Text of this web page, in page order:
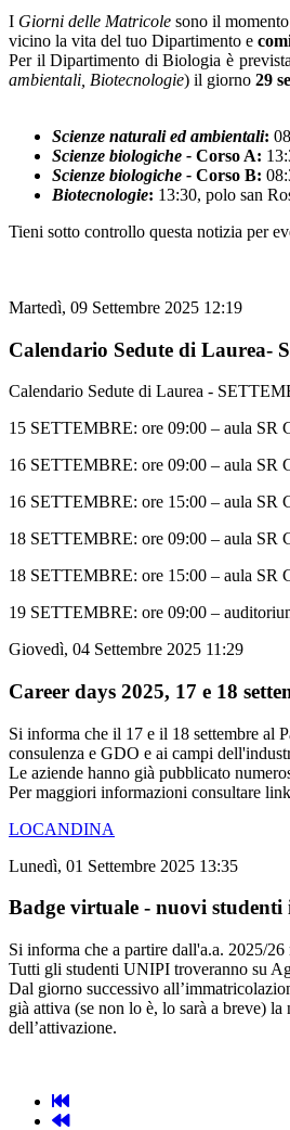
I Giorni delle Matricole sono il
vicino la vita del tuo Dipartimento e
Per il Dipartimento di Biologia è
ambientali, Biotecnologie) il giorno 29
Scienze naturali ed ambientali:
Scienze biologiche - Corso A:
Scienze biologiche - Corso B:
Biotecnologie: 13:30, polo san
Tieni sotto controllo questa notizia per
Martedì, 09 Settembre 2025 12:19
Calendario Sedute di Laurea-
Calendario Sedute di Laurea -
15 SETTEMBRE: ore 09:00 – aula SR
16 SETTEMBRE: ore 09:00 – aula SR
16 SETTEMBRE: ore 15:00 – aula SR
18 SETTEMBRE: ore 09:00 – aula SR
18 SETTEMBRE: ore 15:00 – aula SR
19 SETTEMBRE: ore 09:00 –
Giovedì, 04 Settembre 2025 11:29
Career days 2025, 17 e 18
Si informa che il 17 e il 18 settembre al
consulenza e GDO e ai campi dell'
Le aziende hanno già pubblicato
Per maggiori informazioni consultare
LOCANDINA
Lunedì, 01 Settembre 2025 13:35
Badge virtuale - nuovi
Si informa che a partire dall'a.a. 2025/26
Tutti gli studenti UNIPI troveranno su
Dal giorno successivo
già attiva (se non lo è, lo sarà a breve) la
dell’attivazione.